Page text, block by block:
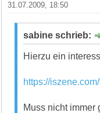
31.07.2009, 18:50
sabine schrieb:
Hierzu ein
https://
Muss nicht immer